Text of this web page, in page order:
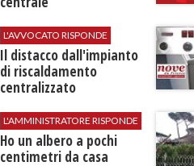
L'AVVOCATO RISPONDE
Il distacco dall'impianto
di riscaldamento
centralizzato
L'AMMINISTRATORE RISPONDE
Ho un albero a pochi
centimetri da casa